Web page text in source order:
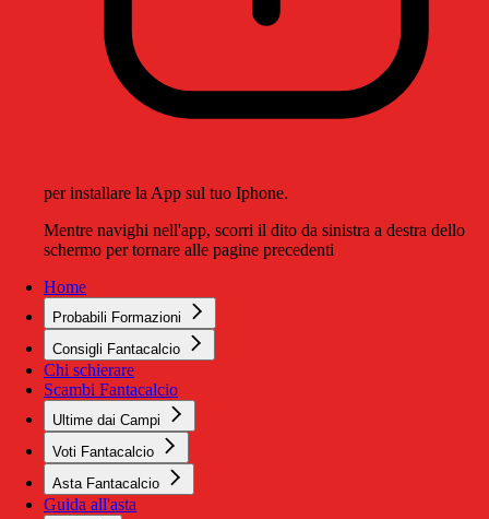
per installare la App sul tuo Iphone.
Mentre navighi nell'app, scorri il dito da sinistra a destra dello
schermo per tornare alle pagine precedenti
Home
Probabili Formazioni
Consigli Fantacalcio
Chi schierare
Scambi Fantacalcio
Ultime dai Campi
Voti Fantacalcio
Asta Fantacalcio
Guida all'asta